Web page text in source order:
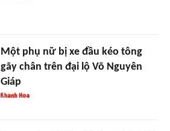
Một phụ nữ bị xe đầu kéo tông
gãy chân trên đại lộ Võ Nguyên
Giáp